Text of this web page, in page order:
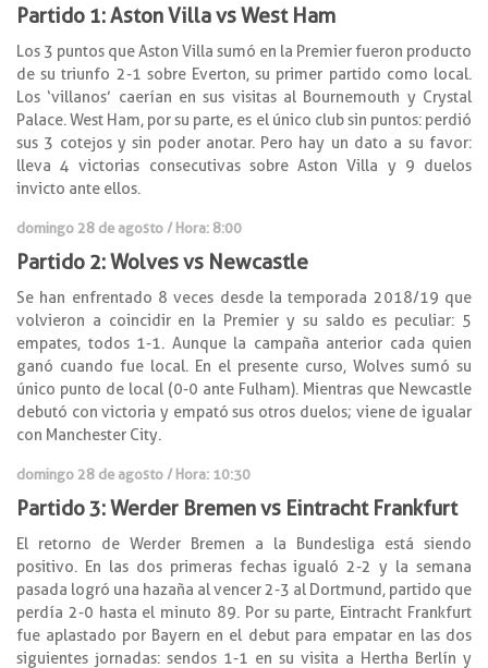
Partido 1: Aston Villa vs West Ham
Los 3 puntos que Aston Villa sumó en la Premier fueron producto
de su triunfo 2-1 sobre Everton, su primer partido como local.
Los ‘villanos’ caerían en sus visitas al Bournemouth y Crystal
Palace. West Ham, por su parte, es el único club sin puntos: perdió
sus 3 cotejos y sin poder anotar. Pero hay un dato a su favor:
lleva 4 victorias consecutivas sobre Aston Villa y 9 duelos
invicto ante ellos.
domingo 28 de agosto / Hora: 8:00
Partido 2: Wolves vs Newcastle
Se han enfrentado 8 veces desde la temporada 2018/19 que
volvieron a coincidir en la Premier y su saldo es peculiar: 5
empates, todos 1-1. Aunque la campaña anterior cada quien
ganó cuando fue local. En el presente curso, Wolves sumó su
único punto de local (0-0 ante Fulham). Mientras que Newcastle
debutó con victoria y empató sus otros duelos; viene de igualar
con Manchester City.
domingo 28 de agosto / Hora: 10:30
Partido 3: Werder Bremen vs Eintracht Frankfurt
El retorno de Werder Bremen a la Bundesliga está siendo
positivo. En las dos primeras fechas igualó 2-2 y la semana
pasada logró una hazaña al vencer 2-3 al Dortmund, partido que
perdía 2-0 hasta el minuto 89. Por su parte, Eintracht Frankfurt
fue aplastado por Bayern en el debut para empatar en las dos
siguientes jornadas: sendos 1-1 en su visita a Hertha Berlín y